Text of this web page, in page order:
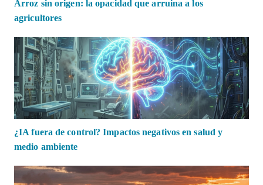
Arroz sin origen: la opacidad que arruina a los
agricultores
¿IA fuera de control? Impactos negativos en salud y
medio ambiente